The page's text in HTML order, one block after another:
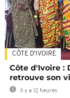
CÔTE D'IVOIRE
Côte d'Ivoire :
retrouve son
Il y a 12 heures